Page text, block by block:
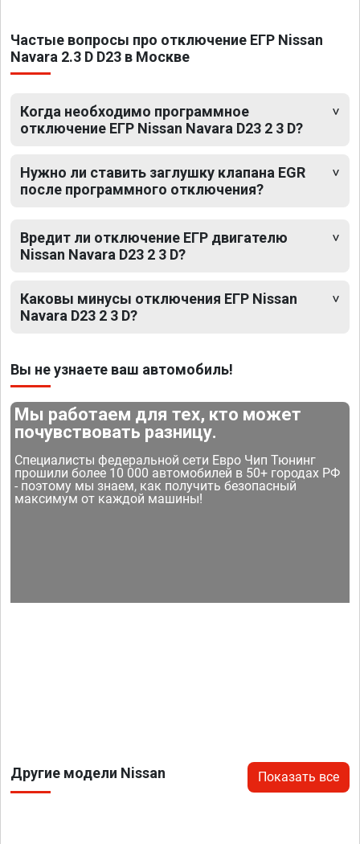
Частые вопросы про отключение ЕГР Nissan
Navara 2.3 D D23 в Москве
Когда необходимо программное
отключение ЕГР Nissan Navara D23 2 3 D?
Нужно ли ставить заглушку клапана EGR
после программного отключения?
Вредит ли отключение ЕГР двигателю
Nissan Navara D23 2 3 D?
Каковы минусы отключения ЕГР Nissan
Navara D23 2 3 D?
Вы не узнаете ваш автомобиль!
Мы работаем для тех, кто может
почувствовать разницу.
Специалисты федеральной сети Евро Чип Тюнинг
прошили более 10 000 автомобилей в 50+ городах РФ
- поэтому мы знаем, как получить безопасный
максимум от каждой машины!
Другие модели Nissan Показать все